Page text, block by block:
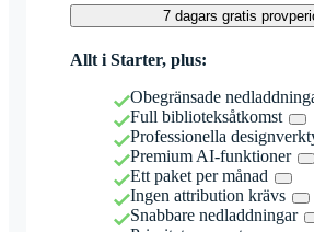
7 dagars gratis
Allt i Starter, plus:
Obegränsade
Full biblioteksåtkomst
Professionella
Premium AI-funktioner
Ett paket per månad
Ingen attribution krävs
Snabbare nedladdningar